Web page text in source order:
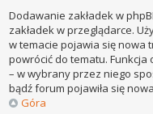
Dodawanie zakładek w
zakładek w przeglądarce.
w temacie pojawia się nowa
powrócić do tematu.
– w wybrany przez niego
bądź forum pojawiła się
Góra